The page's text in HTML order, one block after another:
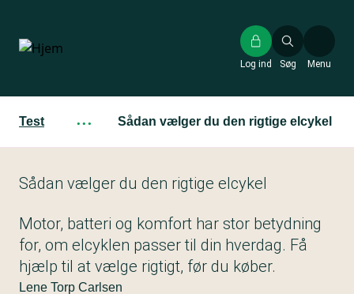
hovedindhold
Søg
Log ind Menu
Test ··· Sådan vælger du den rigtige elcykel
Sådan vælger du den rigtige elcykel
Motor, batteri og komfort har stor betydning
for, om elcyklen passer til din hverdag. Få
hjælp til at vælge rigtigt, før du køber.
Lene Torp Carlsen